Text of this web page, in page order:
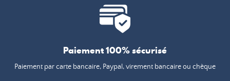
Paiement 100% sécurisé
Paiement par carte bancaire, Paypal, virement bancaire ou chèque